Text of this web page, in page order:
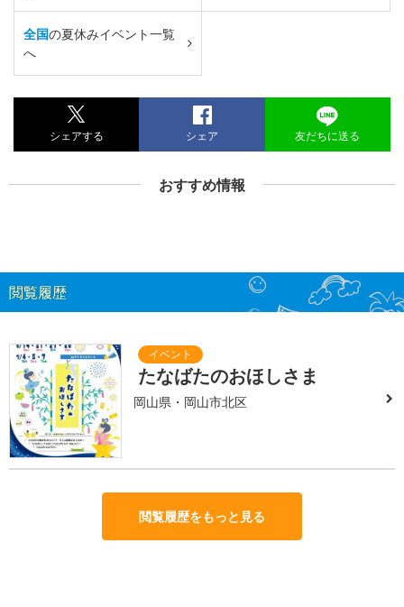
全国の夏休みイベント一覧
へ
シェアする シェア 友だちに送る
おすすめ情報
閲覧履歴
たなばたのおほしさま
岡山県・岡山市北区
閲覧履歴をもっと見る